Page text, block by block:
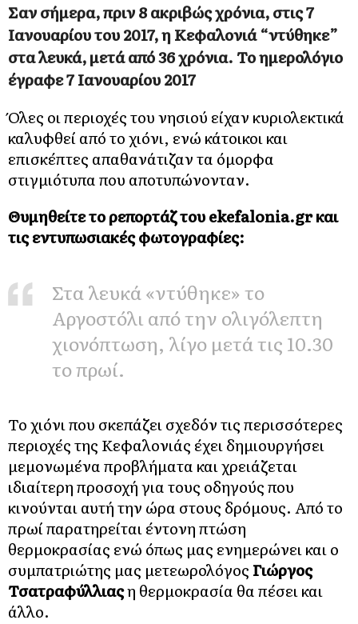
Σαν σήμερα, πριν 8 ακριβώς χρόνια, στις 7
Ιανουαρίου του 2017, η Κεφαλονιά “ντύθηκε”
στα λευκά, μετά από 36 χρόνια. Το ημερολόγιο
έγραφε 7 Ιανουαρίου 2017
Όλες οι περιοχές του νησιού είχαν κυριολεκτικά
καλυφθεί από το χιόνι, ενώ κάτοικοι και
επισκέπτες απαθανάτιζαν τα όμορφα
στιγμιότυπα που αποτυπώνονταν.
Θυμηθείτε το ρεπορτάζ του ekefalonia.gr και
τις εντυπωσιακές φωτογραφίες:
Στα λευκά «ντύθηκε» το
Αργοστόλι από την ολιγόλεπτη
χιονόπτωση, λίγο μετά τις 10.30
το πρωί.
Το χιόνι που σκεπάζει σχεδόν τις περισσότερες
περιοχές της Κεφαλονιάς έχει δημιουργήσει
μεμονωμένα προβλήματα και χρειάζεται
ιδιαίτερη προσοχή για τους οδηγούς που
κινούνται αυτή την ώρα στους δρόμους. Από το
πρωί παρατηρείται έντονη πτώση
θερμοκρασίας ενώ όπως μας ενημερώνει και ο
συμπατριώτης μας μετεωρολόγος Γιώργος
Τσατραφύλλιαςη θερμοκρασία θα πέσει και
άλλο.